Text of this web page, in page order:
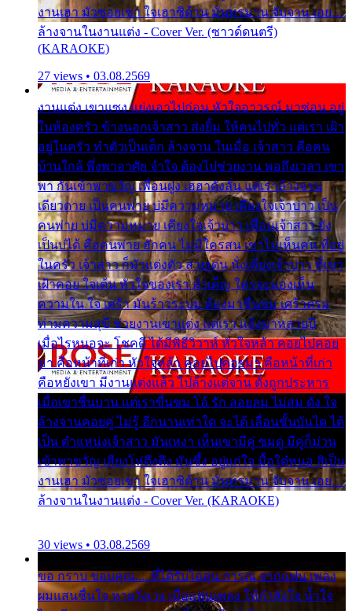
งานเฮา มัวซอยเขา ใจเฮาซิด้าน มันทรมาน จับจาน เอย…
ล้างจานในงานแต่ง - Cover Ver. (ซาวด์ดนตรี)
(KARAOKE)
27 views • 03.08.2569
งานแต่ง เขาแซง แย่งเอาไปก่อน หัวใจอาวรณ์ มาซ่อน อยู่
ในห้องครัว ข้างนอกเจ้าสาว ส่งยิ้ม ให้คนไปทั่ว แต่เรา เฝ้า
อยู่ในครัว ทำตัวเป็นเด็ก ล้างจาน ในเมื่อ เจ้าสาว คือคน
บ้านใกล้ พึ่งพาอาศัย จำใจ ต้องไปช่วยงาน พอถึงเวลา เขา
พา กันเข้าพาขวัญ เพื่อนฝูง เฮฮาดังลั่น แต่เราล้างจาน
เดียวดาย เป็นคนพ่าย บ่มีความหมาย เคียงใจเจ้าบ่าว เป็น
คนพ่าย บ่มีความหมาย เคียงใจเจ้าบ่าว เพื่อนเจ้าสาว ยัง
เป็นบ่ได้ คือคนพ่าย ฮักคน ไม่มีใครสน เขาไม่เห็นคน ที่อยู่
ในครัว เจ้าสาว ก็มัวแต่งตัว สวยเด่น นั่งเคียงเจ้าบ่าว ที่เขา
เฝ้าคอย ใจเต้น หัวใจของเรา ลำเค็ญ ใครจะมองเห็น
ความใน ใจ เศร้า มันร้าวระบม ต้องมาขื่นขม เศร้าตรม
ท่ามความสุขี ช่วยงานเขาแต่ง แต่เรา แล้งมาหลายปี
เมื่อไรหนอจะ โชคดี ได้มีพิธีวิวาห์ หัวใจหล้า คอยไปคอย
มา คือหน้าที่เก่า หัวใจหล้า คอยไปคอยมา คือหน้าที่เก่า
คือหยังเขา มีงานแต่งแล้ว ไปล้างแต่จาน ดั่งถูกประหาร
เมื่อเขาชื่นบาน แต่เราขื่นขม โอ้ รัก ลอยลม ไม่สม ดัง ใจ
ล้างจานคอยคู่ ไม่รู้ อีกนานเท่าใด จะได้ เลื่อนขั้นบันได ได้
เป็น ตำแหน่งเจ้าสาว มันเหงา เห็นเขามีคู่ ซมดู มีคู่ก็ม่วน
เข้าพาขวัญ เสียงโห่ตึงตึง มันซึ้ง อยู่แก่ใจ มื้อใด๋หนอ สิเป็น
งานเฮา มัวซอยเขา ใจเฮาซิด้าน มันทรมาน จับจาน เอย…
ล้างจานในงานแต่ง - Cover Ver. (KARAOKE)
30 views • 03.08.2569
ขอ กราบ ขอบคุณ.... ที่ได้รับไออุ่น การุณ จากแฟน เพลง
ผมแสนชื่นใจ หายวังเวง เมื่อแฟนเพลง ให้กำลังใจ น้ำใจ